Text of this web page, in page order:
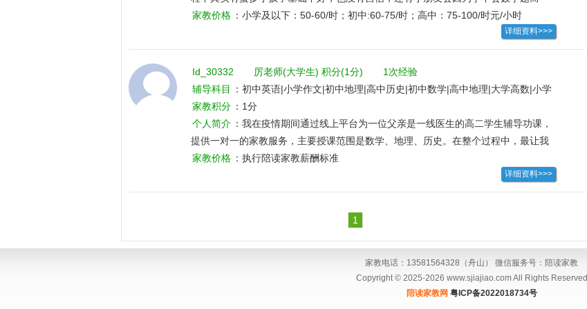
哭，在这个过程我不仅会耐心地一遍一遍讲题，也会给他们做一些心理疏导，鼓励他
们。带过准高三：这个学生也不小了，主要辅导数学英语，传授解题基本技巧，批改
作文，给一下英语学习经验，督促每天背单词，然后也跟他聊一聊大学生活，高考志
愿填报等，鼓励高考加油。
家教价格 ：小学及以下：50-60/时；初中:60-75/时；高中：75-100/时元/小时
详细资料>>>
Id_30332 厉老师(大学生) 积分(1分)
1次经验
辅导科目
：初中英语|小学作文|初中地理|高中历史|初中数学|高中地理|大学高数|小学
数学|小学语文|高中英语|高中数学|小学英语
家教积分 ：1分
个人简介 ：我在疫情期间通过线上平台为一位父亲是一线医生的高二学生辅导功课，
提供一对一的家教服务，主要授课范围是数学、地理、历史。在整个过程中，最让我
印象深刻的是授课对象本人并不喜欢学习，且基础比较差，但是在我一个一个知识点
细心的辅导下，在一个月后，根据家长反应，这位授课对象的学习状态已经发生了较
明显的变化，从原来每天抱着手机到每天都可以抽出一段时间处理错题。
家教价格 ：执行陪读家教薪酬标准
详细资料>>>
1
家教电话：13581564328（舟山） 微信服务号：陪读家教
Copyright © 2025-2026 www.sjiajiao.com All Rights Reserved
陪读家教网 粤ICP备2022018734号